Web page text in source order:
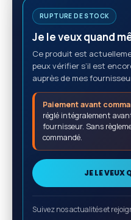
RUPTURE DE STOCK
Je le veux quand
Ce produit est
peux vérifier s’il est
auprès de mes
Paiement avant
réglé intégralement
fournisseur. Sans
commandé.
JE LE VEUX
Suivez nos actualités et